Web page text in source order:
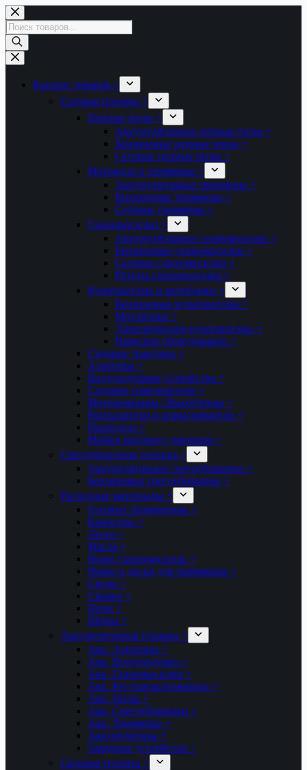
Перейти
к
сути
Поиск
товаров
Каталог товаров +
Садовая техника +
Цепные пилы +
Аккумуляторные цепные пилы +
Бензиновые цепные пилы +
Сетевые цепные пилы +
Мотокосы и триммеры +
Аккумуляторные триммеры +
Бензиновые триммеры +
Сетевые триммеры +
Газонокосилки +
Аккумуляторные газонокосилки +
Бензиновые газонокосилки +
Сетевые газонокосилки +
Рототы газонокосилки +
Культиваторы и мотоблоки +
Бензиновые культиваторы +
Мотоблоки +
Электрические культиваторы +
Навесное оборудование +
Садовые тракторы +
Аэраторы +
Воздуходувные устройства +
Садовые измельчители +
Мотоножницы / Высоторезы +
Распылители и опрыскиватели +
Пылесосы +
Мойки высокого давления +
Снегоуборочная техника +
Аккумуляторные снегоуборщики +
Бензиновые снегоуборщики +
Расходные материалы +
Головки триммерные +
Канистры +
Леска +
Масла +
Ножи газонокосилок +
Ножи и диски для триммеров +
Свечи +
Смазки +
Цепи +
Шины +
Аккумуляторная техника +
Акк. Аэраторы +
Акк. Воздуходувки +
Акк. Газонокосилки +
Акк. Кусторезы/ножницы +
Акк. Пилы +
Акк. Снегоуборщики +
Акк. Триммеры +
Аккумуляторы +
Зарядные устройства +
Силовая техника +